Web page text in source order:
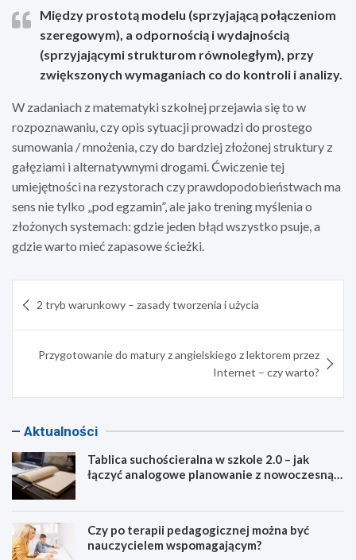
Między prostotą modelu (sprzyjającą połączeniom
szeregowym), a odpornością i wydajnością
(sprzyjającymi strukturom równoległym), przy
zwiększonych wymaganiach co do kontroli i analizy.
W zadaniach z matematyki szkolnej przejawia się to w
rozpoznawaniu, czy opis sytuacji prowadzi do prostego
sumowania / mnożenia, czy do bardziej złożonej struktury z
gałęziami i alternatywnymi drogami. Ćwiczenie tej
umiejętności na rezystorach czy prawdopodobieństwach ma
sens nie tylko „pod egzamin”, ale jako trening myślenia o
złożonych systemach: gdzie jeden błąd wszystko psuje, a
gdzie warto mieć zapasowe ścieżki.
wpisu
2 tryb warunkowy – zasady tworzenia i użycia
Przygotowanie do matury z angielskiego z lektorem przez
Internet – czy warto?
Aktualności
Tablica suchościeralna w szkole 2.0 – jak
łączyć analogowe planowanie z nowoczesną
Czy po terapii pedagogicznej można być
nauczycielem wspomagającym?